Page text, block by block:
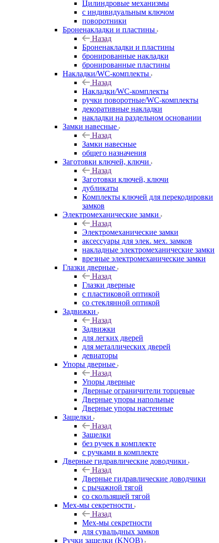
Цилиндровые механизмы
с индивидуальным ключом
поворотники
Броненакладки и пластины
Назад
Броненакладки и пластины
бронированные накладки
бронированные пластины
Накладки/WC-комплекты
Назад
Накладки/WC-комплекты
ручки поворотные/WC-комплекты
декоративные накладки
накладки на раздельном основании
Замки навесные
Назад
Замки навесные
общего назначения
Заготовки ключей, ключи
Назад
Заготовки ключей, ключи
дубликаты
Комплекты ключей для перекодировки
замков
Электромеханические замки
Назад
Электромеханические замки
аксессуары для элек. мех. замков
накладные электромеханические замки
врезные электромеханические замки
Глазки дверные
Назад
Глазки дверные
с пластиковой оптикой
со стеклянной оптикой
Задвижки
Назад
Задвижки
для легких дверей
для металлических дверей
девиаторы
Упоры дверные
Назад
Упоры дверные
Дверные ограничители торцевые
Дверные упоры напольные
Дверные упоры настенные
Защелки
Назад
Защелки
без ручек в комплекте
с ручками в комплекте
Дверные гидравлические доводчики
Назад
Дверные гидравлические доводчики
с рычажной тягой
со скользящей тягой
Мех-мы секретности
Назад
Мех-мы секретности
для сувальдных замков
Ручки защелки (KNOB)